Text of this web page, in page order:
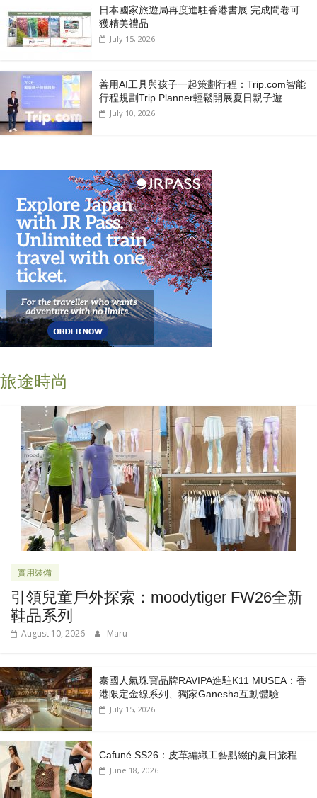
日本國家旅遊局再度進駐香港書展 完成問卷可
獲精美禮品
July 15, 2026
善用AI工具與孩子一起策劃行程：Trip.com智能
行程規劃Trip.Planner輕鬆開展夏日親子遊
July 10, 2026
旅途時尚
實用裝備
引領兒童戶外探索：moodytiger FW26全新
鞋品系列
August 10, 2026 Maru
泰國人氣珠寶品牌RAVIPA進駐K11 MUSEA：香
港限定金線系列、獨家Ganesha互動體驗
July 15, 2026
Cafuné SS26：皮革編織工藝點綴的夏日旅程
June 18, 2026